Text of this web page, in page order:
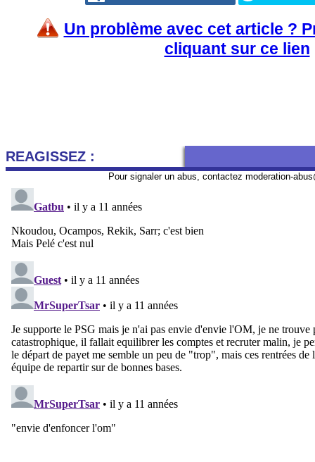
Un problème avec cet article ?
cliquant sur ce lien
REAGISSEZ :
Pour signaler un abus, contactez moderation-